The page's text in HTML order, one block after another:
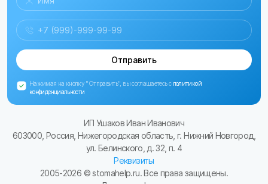
Отправить
Нажимая на кнопку "Отправить", вы соглашаетесь с политикой
конфиденциальности
ИП Ушаков Иван Иванович
603000, Россия, Нижегородская область, г. Нижний Новгород,
ул. Белинского, д. 32, п. 4
Реквизиты
2005-2026 © stomahelp.ru. Все права защищены.